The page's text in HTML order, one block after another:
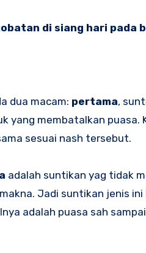
di siang hari pada
dua macam: pertama,
yang membatalkan
sesuai nash tersebut.
adalah suntikan yag tidak
Jadi suntikan jenis
adalah puasa sah